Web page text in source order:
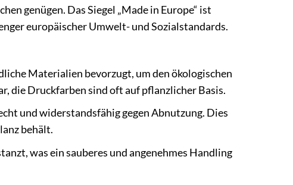
genügen. Das Siegel „Made in Europe“ ist
europäischer Umwelt- und Sozialstandards.
Materialien bevorzugt, um den ökologischen
die Druckfarben sind oft auf pflanzlicher Basis.
und widerstandsfähig gegen Abnutzung. Dies
behält.
was ein sauberes und angenehmes Handling